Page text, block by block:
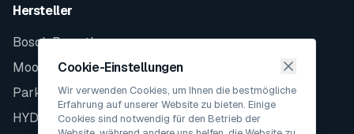
Hersteller
Bosch Rexroth
Moog
Parker
HYDAC
Cookie-Einstellungen
Wir verwenden Cookies, um Ihnen die bestmögliche
Erfahrung auf unserer Website zu bieten. Einige
Cookies sind notwendig für den Betrieb der